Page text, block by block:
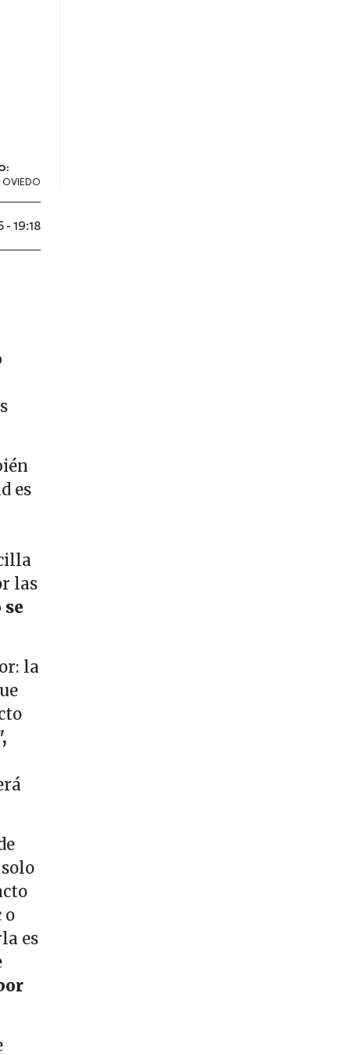
OVIEDO
19:18
es
las
la
o
es